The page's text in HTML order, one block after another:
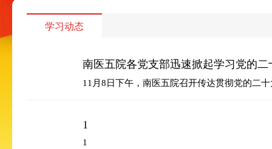
学习动态
南医五院各党支部迅速掀起学习党的二
1
1